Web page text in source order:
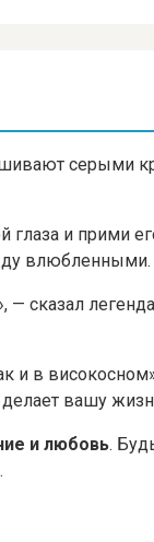
серыми
и прими
влюбленными.
сказал
в
делает вашу
и любовь.